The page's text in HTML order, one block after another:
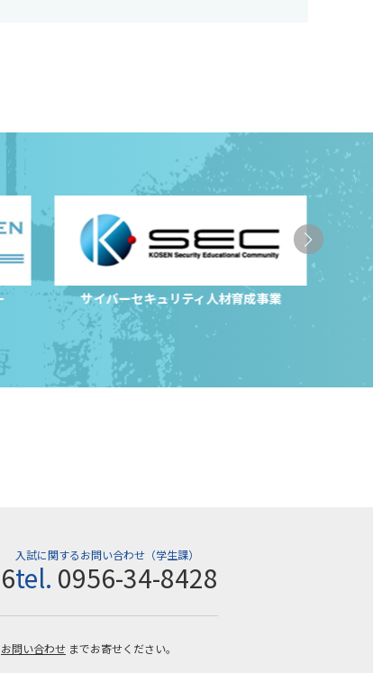
サイバーセキュリティ人材育成事業
入試に関するお問い合わせ（学生課）
tel. 0956-34-8428
お問い合わせ までお寄せください。